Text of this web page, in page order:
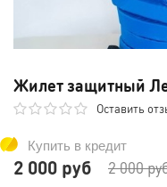
Жилет защитный
Оставить
Купить в кредит
2 000 руб 2 000